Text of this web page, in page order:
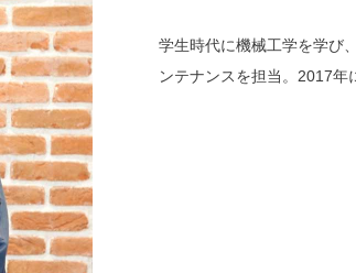
学生時代に機械工学を学び
ンテナンスを担当。2017年